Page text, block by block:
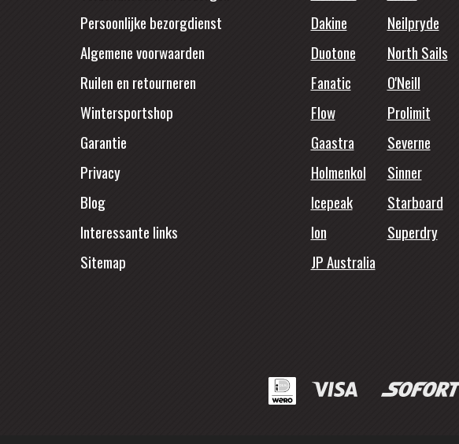
Persoonlijke bezorgdienst
Algemene voorwaarden
Ruilen en retourneren
Wintersportshop
Garantie
Privacy
Blog
Interessante links
Sitemap
Dakine
Neilpryde
Duotone
North Sails
Fanatic
O'Neill
Flow
Prolimit
Gaastra
Severne
Holmenkol
Sinner
Icepeak
Starboard
Ion
Superdry
JP Australia